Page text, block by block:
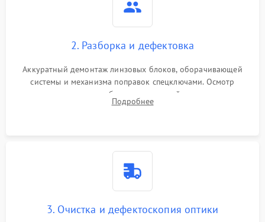
2. Разборка и дефектовка
Аккуратный демонтаж линзовых блоков, оборачивающей
системы и механизма поправок спецключами. Осмотр
внутренних резьбовых соединений, пружин и
уплотнительных колец. Поиск причин люфта, смещения
Подробнее
3. Очистка и дефектоскопия оптики